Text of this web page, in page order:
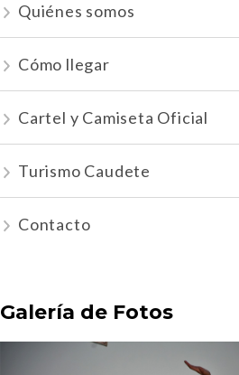
Quiénes somos
Cómo llegar
Cartel y Camiseta Oficial
Turismo Caudete
Contacto
Galería de Fotos